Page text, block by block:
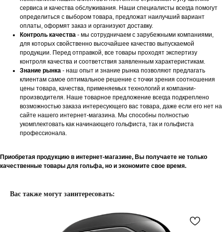
сервиса и качества обслуживания. Наши специалисты всегда помогут
определиться с выбором товара, предложат наилучший вариант
оплаты, оформят заказ и организуют доставку.
Контроль качества - мы сотрудничаем с зарубежными компаниями,
для которых свойственно высочайшее качество выпускаемой
продукции. Перед отправкой, все товары проходят экспертизу
контроля качества и соответствия заявленным характеристикам.
Знание рынка - наш опыт и знание рынка позволяют предлагать
клиентам самое оптимальное решение с точки зрения соотношения
цены товара, качества, применяемых технологий и компании-
производителя. Наше товарное предложение всегда подкреплено
возможностью заказа интересующего вас товара, даже если его нет на
сайте нашего интернет-магазина. Мы способны полностью
укомплектовать как начинающего гольфиста, так и гольфиста
профессионала.
Приобретая продукцию в интернет-магазине, Вы получаете не только
качественные товары для гольфа, но и экономите свое время.
Вас также могут заинтересовать: